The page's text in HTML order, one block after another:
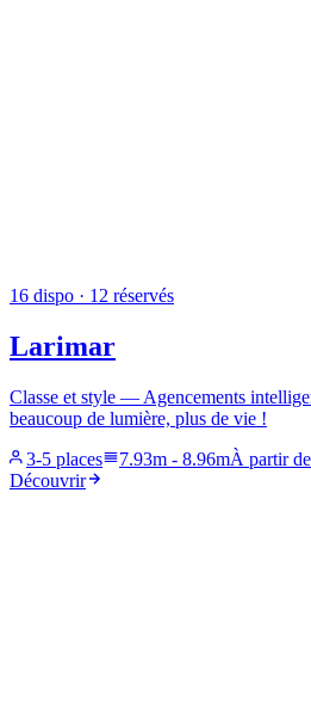
16 dispo · 12 réservés
Larimar
Classe et style — Agencements
beaucoup de lumière, plus de vie !
3-5 places
7.93m - 8.96mÀ partir de
Découvrir